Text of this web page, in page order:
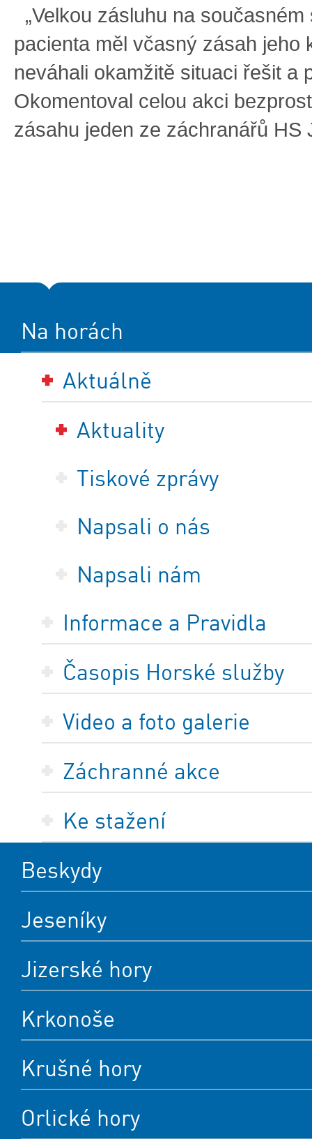
„Velkou zásluhu na současném
pacienta měl včasný zásah jeho
neváhali okamžitě situaci řešit a
Okomentoval celou akci
zásahu jeden ze záchranářů HS
Na horách
Aktuálně
Aktuality
Tiskové zprávy
Napsali o nás
Napsali nám
Informace a Pravidla
Časopis Horské služby
Video a foto galerie
Záchranné akce
Ke stažení
Beskydy
Jeseníky
Jizerské hory
Krkonoše
Krušné hory
Orlické hory